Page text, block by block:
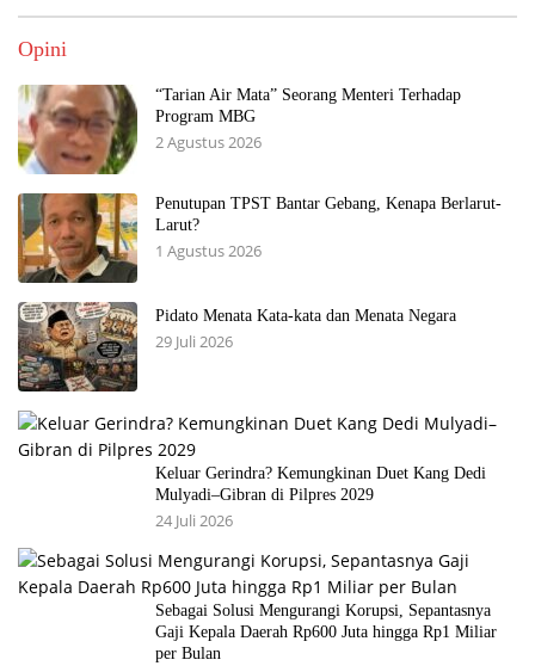
Opini
“Tarian Air Mata” Seorang Menteri Terhadap
Program MBG
2 Agustus 2026
Penutupan TPST Bantar Gebang, Kenapa Berlarut-
Larut?
1 Agustus 2026
Pidato Menata Kata-kata dan Menata Negara
29 Juli 2026
Keluar Gerindra? Kemungkinan Duet Kang Dedi
Mulyadi–Gibran di Pilpres 2029
24 Juli 2026
Sebagai Solusi Mengurangi Korupsi, Sepantasnya
Gaji Kepala Daerah Rp600 Juta hingga Rp1 Miliar
per Bulan